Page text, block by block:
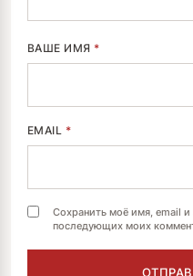
ВАШЕ ИМЯ *
EMAIL *
Сохранить моё имя, email и
последующих моих